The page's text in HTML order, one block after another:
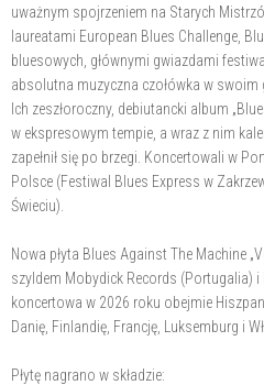
uważnym spojrzeniem na Starych
laureatami European Blues Challenge,
bluesowych, głównymi gwiazdami
absolutna muzyczna czołówka w swoim
Ich zeszłoroczny, debiutancki album
w ekspresowym tempie, a wraz z nim
zapełnił się po brzegi. Koncertowali w
Polsce (Festiwal Blues Express w
Świeciu).
Nowa płyta Blues Against The Machine
szyldem Mobydick Records (Portugalia)
koncertowa w 2026 roku obejmie
Danię, Finlandię, Francję, Luksemburg i
Płytę nagrano w składzie: